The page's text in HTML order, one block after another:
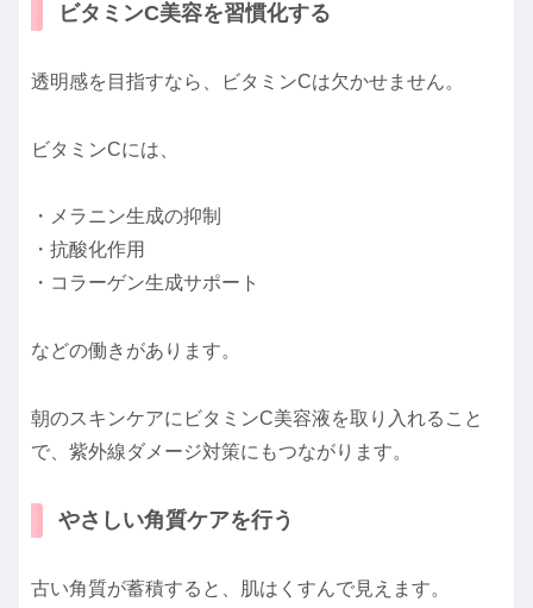
ビタミンC美容を習慣化する
透明感を目指すなら、ビタミンCは欠かせません。
ビタミンCには、
・メラニン生成の抑制
・抗酸化作用
・コラーゲン生成サポート
などの働きがあります。
朝のスキンケアにビタミンC美容液を取り入れること
で、紫外線ダメージ対策にもつながります。
やさしい角質ケアを行う
古い角質が蓄積すると、肌はくすんで見えます。